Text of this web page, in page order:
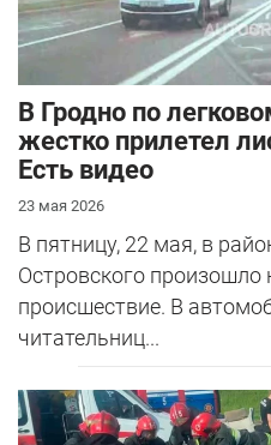
В Гродно по
жестко прилетел
Есть видео
23 мая 2026
В пятницу, 22 мая, в
Островского произошло
происшествие. В
читательниц...